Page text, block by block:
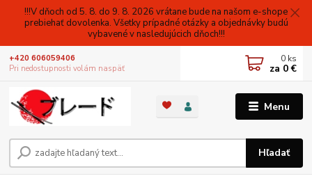
!!!V dňoch od 5. 8. do 9. 8. 2026 vrátane bude na našom e-shope
prebiehať dovolenka. Všetky prípadné otázky a objednávky budú
vybavené v nasledujúcich dňoch!!!
Menu
Hľadať
+420 606059406
Pri nedostupnosti volám naspäť
0 ks
za 0 €